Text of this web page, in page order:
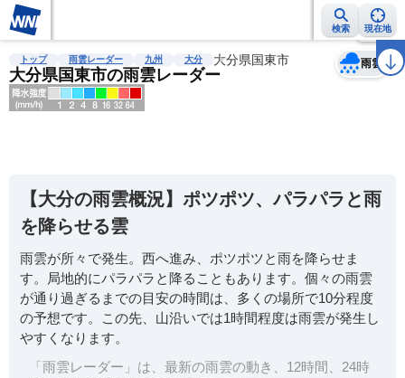
検索 現在地
雨雲レーダー 台風情報 地震情報 警報・注意報 2週間天気 ラ
トップ 雨雲レーダー 九州 大分 大分県国東市
大分県国東市の雨雲レーダー
雨雲
天気 台風
【大分の雨雲概況】ポツポツ、パラパラと雨
を降らせる雲
雨雲が所々で発生。西へ進み、ポツポツと雨を降らせま
す。局地的にパラパラと降ることもあります。個々の雨雲
が通り過ぎるまでの目安の時間は、多くの場所で10分程度
の予想です。この先、山沿いでは1時間程度は雨雲が発生し
やすくなります。
「雨雲レーダー」は、最新の雨雲の動き、12時間、24時